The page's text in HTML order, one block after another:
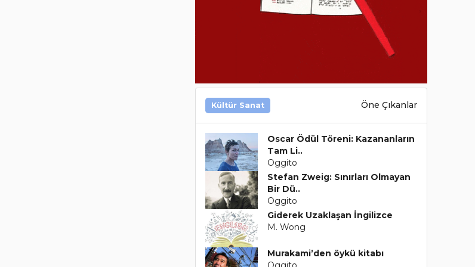
Kültür Sanat Öne Çıkanlar
Oscar Ödül Töreni: Kazananların
Tam Li..
Oggito
Stefan Zweig: Sınırları Olmayan
Bir Dü..
Oggito
Giderek Uzaklaşan İngilizce
M. Wong
Murakami’den öykü kitabı